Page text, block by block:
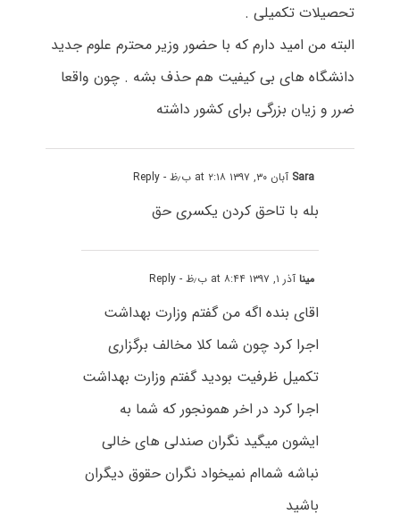
تحصیلات تکمیلی .
البته من امید دارم که با حضور وزیر محترم علوم جدید
دانشگاه های بی کیفیت هم حذف بشه . چون واقعا
ضرر و زیان بزرگی برای کشور داشته
Sara آبان ۳۰, ۱۳۹۷ at ۲:۱۸ ب٫ظ - Reply
بله با تاحق کردن یکسری حق
میناآذر ۱, ۱۳۹۷ at ۸:۴۴ ب٫ظ - Reply
اقای بنده اگه من گفتم وزارت بهداشت
اجرا کرد چون شما کلا مخالف برگزاری
تکمیل ظرفیت بودید گفتم وزارت بهداشت
اجرا کرد در اخر همونجور که شما به
ایشون میگید نگران صندلی های خالی
نباشه شماام نمیخواد نگران حقوق دیگران
باشید